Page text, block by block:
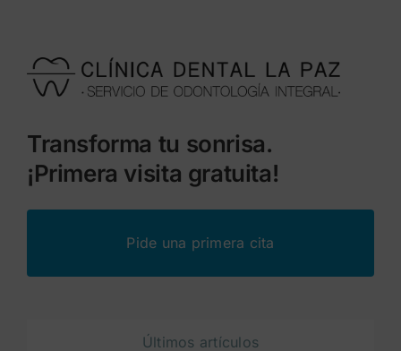
Transforma tu sonrisa.
¡Primera visita gratuita!
Pide una primera cita
Últimos artículos